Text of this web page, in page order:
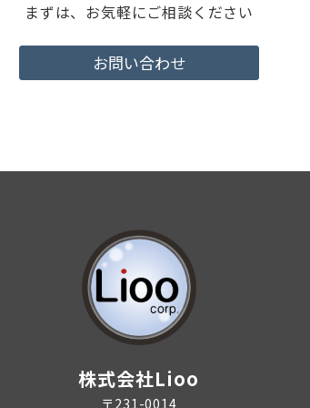
まずは、お気軽にご相談ください
お問い合わせ
株式会社Lioo
〒231-0014